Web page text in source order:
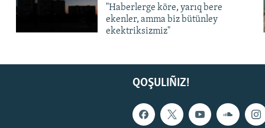
"Haberlerge köre, yarıq bere
ekenler, amma biz bütünley
ekektriksizmiz"
QOŞULIÑIZ!